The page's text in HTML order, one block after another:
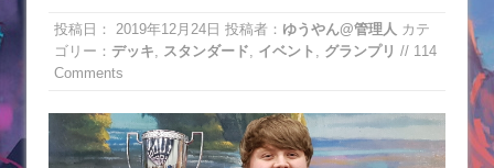
投稿日： 2019年12月24日 投稿者： ゆうやん@管理人 カテ
ゴリー： デッキ スタンダード イベント グランプリ // 114
Comments